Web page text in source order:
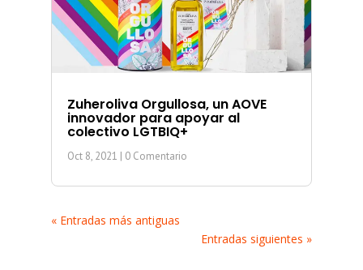
Zuheroliva Orgullosa, un AOVE
innovador para apoyar al
colectivo LGTBIQ+
Oct 8, 2021 | 0 Comentario
« Entradas más antiguas
Entradas siguientes »